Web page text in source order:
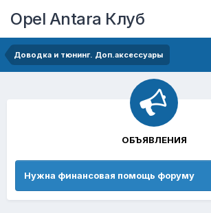
Opel Antara Клуб
Доводка и тюнинг. Доп.аксессуары
ОБЪЯВЛЕНИЯ
Нужна финансовая помощь форуму